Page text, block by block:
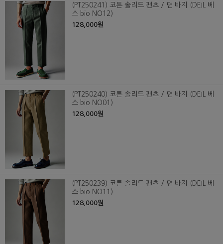
(PT250241) 코튼 솔리드 팬츠 / 면 바지 (DEIL 베
스 bio NO12)
128,000원
(PT250240) 코튼 솔리드 팬츠 / 면 바지 (DEIL 베
스 bio NO01)
128,000원
(PT250239) 코튼 솔리드 팬츠 / 면 바지 (DEIL 베
스 bio NO11)
128,000원